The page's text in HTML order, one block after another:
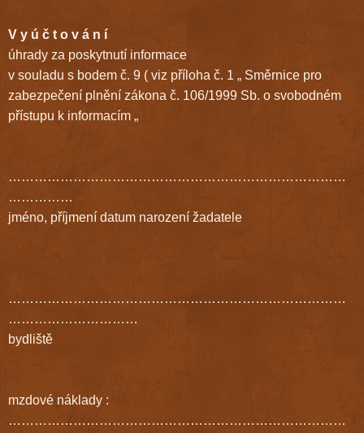
V y ú č t o v á n í
úhrady za poskytnutí informace
v souladu s bodem č. 9 ( viz příloha č. 1 „ Směrnice pro
zabezpečení plnění zákona č. 106/1999 Sb. o svobodném
přístupu k informacím „
……………………………………………………………………
……………
jméno, příjmení datum narození žadatele
……………………………………………………………………
…………………………
bydliště
mzdové náklady :
……………………………………………………………………